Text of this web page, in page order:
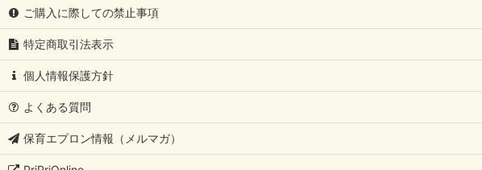
ご購入に際しての禁止事項
特定商取引法表示
個人情報保護方針
よくある質問
保育エプロン情報（メルマガ）